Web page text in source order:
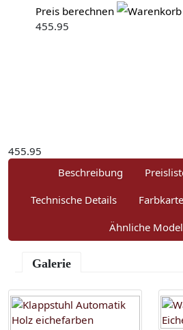
Preis berechnen
Warenkorb
455.95
455.95
Beschreibung
Technische Details
Farbkarte
Ähnliche
Galerie